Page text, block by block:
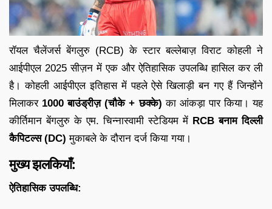
रॉयल चैलेंजर्स बेंगलुरु (RCB) के स्टार बल्लेबाज़ विराट कोहली ने
आईपीएल 2025 सीज़न में एक और ऐतिहासिक उपलब्धि हासिल कर ली
है। कोहली आईपीएल इतिहास में पहले ऐसे खिलाड़ी बन गए हैं जिन्होंने
मिलाकर 1000 बाउंड्रीज़ (चौके + छक्के) का आंकड़ा पार किया। यह
कीर्तिमान बेंगलुरु के एम. चिन्नास्वामी स्टेडियम में RCB बनाम दिल्ली
कैपिटल्स (DC) मुकाबले के दौरान दर्ज किया गया।
मुख्य झलकियाँ:
ऐतिहासिक उपलब्धि: